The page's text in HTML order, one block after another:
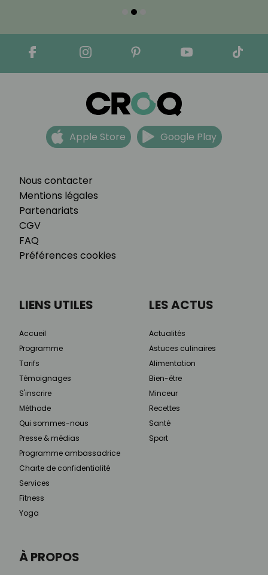
Nous contacter
Mentions légales
Partenariats
CGV
FAQ
Préférences cookies
Apple Store Google Play
À PROPOS
LIENS UTILES
Accueil
Programme
Tarifs
Témoignages
S'inscrire
Méthode
Qui sommes-nous
Presse & médias
Programme ambassadrice
Charte de confidentialité
Services
Fitness
Yoga
LES ACTUS
Actualités
Astuces culinaires
Alimentation
Bien-être
Minceur
Recettes
Santé
Sport